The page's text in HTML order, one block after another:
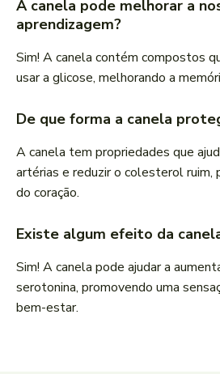
A canela pode melhorar a
aprendizagem?
Sim! A canela contém compostos
usar a glicose, melhorando a
De que forma a canela
A canela tem propriedades que
artérias e reduzir o colesterol ruim,
do coração.
Existe algum efeito da
Sim! A canela pode ajudar a
serotonina, promovendo uma
bem-estar.